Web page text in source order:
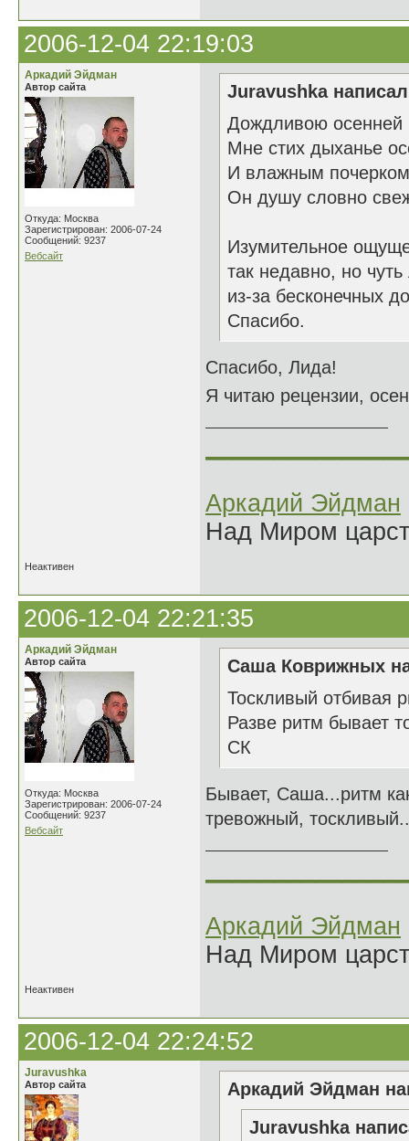
2006-12-04 22:19:03
Аркадий Эйдман
Автор сайта
Откуда: Москва
Зарегистрирован: 2006-07-24
Сообщений: 9237
Вебсайт
Juravushka
Дождливою осенней
Мне стих дыханье
И влажным почерком
Он душу словно
Изумительное
так недавно, но
из-за бесконечных
Спасибо.
Спасибо, Лида!
Я читаю рецензии,
Аркадий Эйдман
Над Миром
Неактивен
2006-12-04 22:21:35
Аркадий Эйдман
Автор сайта
Откуда: Москва
Зарегистрирован: 2006-07-24
Сообщений: 9237
Вебсайт
Саша Коврижных
Тоскливый отбивая
Разве ритм бывает
СК
Бывает, Саша...ритм
тревожный,
Аркадий Эйдман
Над Миром
Неактивен
2006-12-04 22:24:52
Juravushka
Автор сайта
Аркадий Эйдман
Juravushka